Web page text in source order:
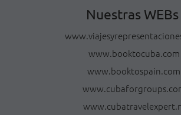
Nuestras WEBs
www.booktocuba.com
www.booktospain.com